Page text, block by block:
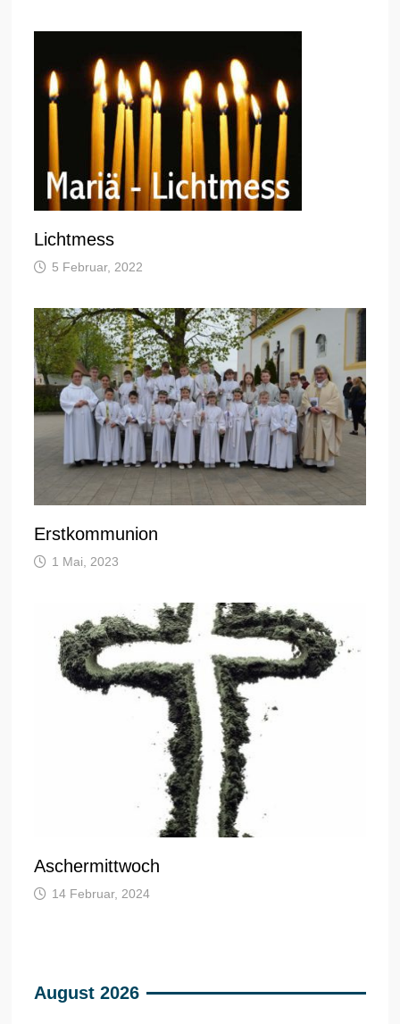
Lichtmess
5 Februar, 2022
Erstkommunion
1 Mai, 2023
Aschermittwoch
14 Februar, 2024
August 2026